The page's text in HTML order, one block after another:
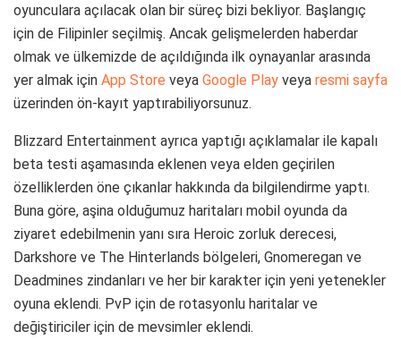
oyunculara açılacak olan bir süreç bizi bekliyor. Başlangıç
için de Filipinler seçilmiş. Ancak gelişmelerden haberdar
olmak ve ülkemizde de açıldığında ilk oynayanlar arasında
yer almak için App Store veya Google Play veya resmi sayfa
üzerinden ön-kayıt yaptırabiliyorsunuz.
Blizzard Entertainment ayrıca yaptığı açıklamalar ile kapalı
beta testi aşamasında eklenen veya elden geçirilen
özelliklerden öne çıkanlar hakkında da bilgilendirme yaptı.
Buna göre, aşina olduğumuz haritaları mobil oyunda da
ziyaret edebilmenin yanı sıra Heroic zorluk derecesi,
Darkshore ve The Hinterlands bölgeleri, Gnomeregan ve
Deadmines zindanları ve her bir karakter için yeni yetenekler
oyuna eklendi. PvP için de rotasyonlu haritalar ve
değiştiriciler için de mevsimler eklendi.